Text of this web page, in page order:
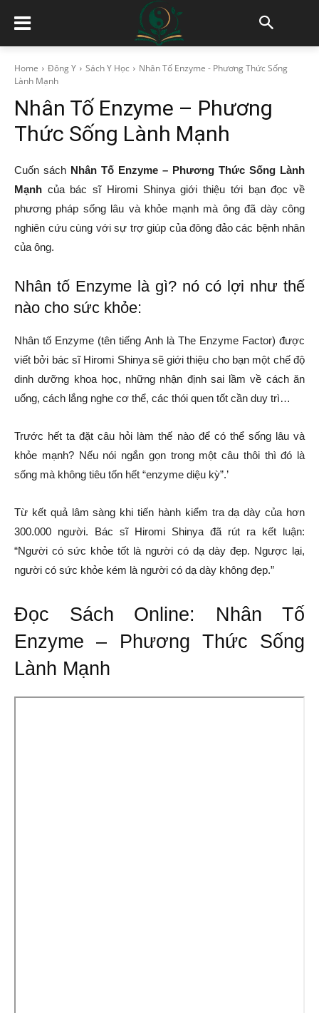
Home Đông Y Sách Y Học
Nhân Tố Enzyme - Phương Thức Sống
Lành Mạnh
Nhân Tố Enzyme – Phương
Thức Sống Lành Mạnh
Cuốn sách Nhân Tố Enzyme – Phương Thức Sống Lành
Mạnh của bác sĩ Hiromi Shinya giới thiệu tới bạn đọc về
phương pháp sống lâu và khỏe mạnh mà ông đã dày công
nghiên cứu cùng với sự trợ giúp của đông đảo các bệnh nhân
của ông.
Nhân tố Enzyme là gì? nó có lợi như thế
nào cho sức khỏe:
Nhân tố Enzyme (tên tiếng Anh là The Enzyme Factor) được
viết bởi bác sĩ Hiromi Shinya sẽ giới thiệu cho bạn một chế độ
dinh dưỡng khoa học, những nhận định sai lầm về cách ăn
uống, cách lắng nghe cơ thể, các thói quen tốt cần duy trì…
Trước hết ta đặt câu hỏi làm thế nào để có thể sống lâu và
khỏe mạnh? Nếu nói ngắn gọn trong một câu thôi thì đó là
sống mà không tiêu tốn hết “enzyme diệu kỳ”.’
Từ kết quả lâm sàng khi tiến hành kiểm tra dạ dày của hơn
300.000 người. Bác sĩ Hiromi Shinya đã rút ra kết luận:
“Người có sức khỏe tốt là người có dạ dày đẹp. Ngược lại,
người có sức khỏe kém là người có dạ dày không đẹp.”
Đọc Sách Online: Nhân Tố
Enzyme – Phương Thức Sống
Lành Mạnh